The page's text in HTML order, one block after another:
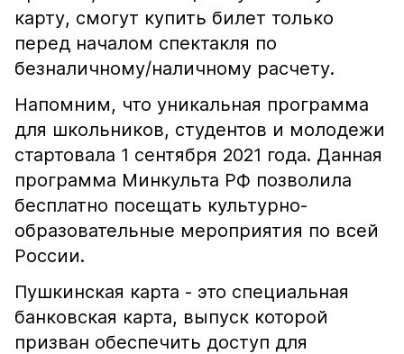
карту, смогут купить билет только
перед началом спектакля по
безналичному/наличному расчету.
Напомним, что уникальная программа
для школьников, студентов и молодежи
стартовала 1 сентября 2021 года. Данная
программа Минкульта РФ позволила
бесплатно посещать культурно-
образовательные мероприятия по всей
России.
Пушкинская карта - это специальная
банковская карта, выпуск которой
призван обеспечить доступ для